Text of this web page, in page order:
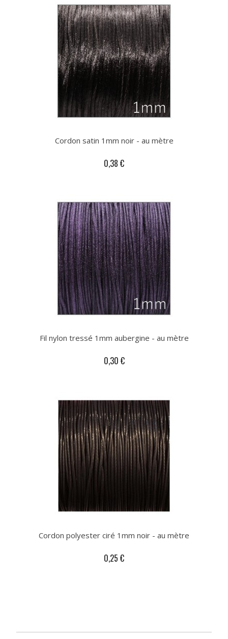
Cordon satin 1mm noir - au mètre
0,38 €
Fil nylon tressé 1mm aubergine - au mètre
0,30 €
Cordon polyester ciré 1mm noir - au mètre
0,25 €